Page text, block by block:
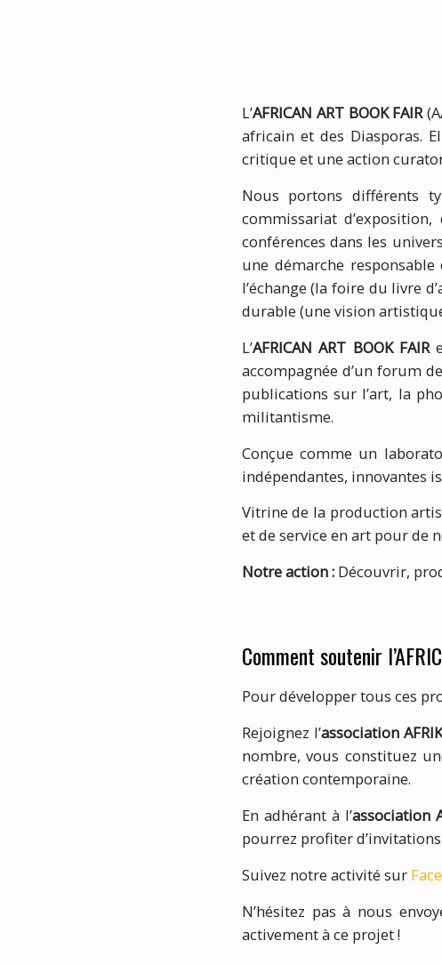
L’AFRICAN ART BOOK FAIR
africain et des Diasporas.
critique et une action
Nous portons différents
commissariat
conférences dans les
une démarche
l’échange (la foire du livre
durable (une vision
L’AFRICAN ART BOOK FAIR
accompagnée d’un forum
publications sur l’art, la
militantisme.
Conçue comme un
indépendantes, innovantes
Vitrine de la production
et de service en art pour de
Notre action : Découvrir,
Comment soutenir
Pour développer tous ces
Rejoignez l’association
nombre, vous constituez
création contemporaine.
En adhérant à l’association
pourrez profiter
Suivez notre activité sur
N’hésitez pas à nous
activement à ce projet !